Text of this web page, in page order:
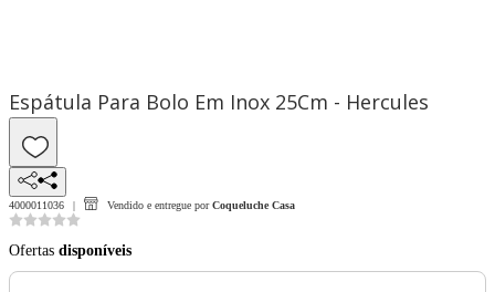
Espátula Para Bolo Em Inox 25Cm - Hercules
4000011036 Vendido e entregue por Coqueluche Casa
Ofertas disponíveis